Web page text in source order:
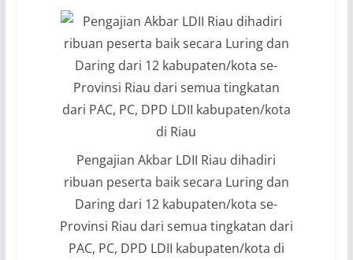
Pengajian Akbar LDII Riau dihadiri
ribuan peserta baik secara Luring dan
Daring dari 12 kabupaten/kota se-
Provinsi Riau dari semua tingkatan dari
PAC, PC, DPD LDII kabupaten/kota di